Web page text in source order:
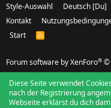
Style-Auswahl
Deutsch [Du]
Kontakt
Start
R
S
Forum software by XenForo® ©
Diese Seite verwendet
nach der Registrierung
Webseite erklärst du dich